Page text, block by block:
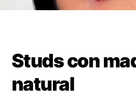
Studs con
natural